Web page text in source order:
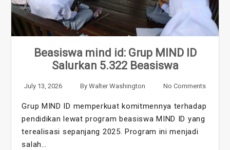
Beasiswa mind id: Grup MIND ID
Salurkan 5.322 Beasiswa
July 13, 2026 By Walter Washington No Comments
Grup MIND ID memperkuat komitmennya terhadap
pendidikan lewat program beasiswa MIND ID yang
terealisasi sepanjang 2025. Program ini menjadi
salah…